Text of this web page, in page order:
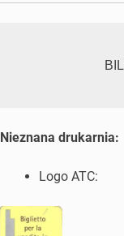
Nieznana drukarnia:
Logo ATC: